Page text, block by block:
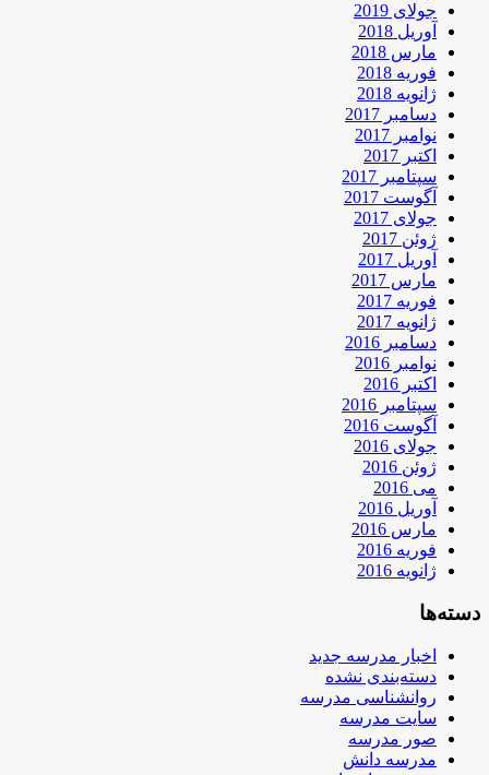
جولای 2019
آوریل 2018
مارس 2018
فوریه 2018
ژانویه 2018
دسامبر 2017
نوامبر 2017
اکتبر 2017
سپتامبر 2017
آگوست 2017
جولای 2017
ژوئن 2017
آوریل 2017
مارس 2017
فوریه 2017
ژانویه 2017
دسامبر 2016
نوامبر 2016
اکتبر 2016
سپتامبر 2016
آگوست 2016
جولای 2016
ژوئن 2016
می 2016
آوریل 2016
مارس 2016
فوریه 2016
ژانویه 2016
دسته‌ها
اخبار مدرسه جدید
دسته‌بندی نشده
روانشناسی مدرسه
سایت مدرسه
صور مدرسه
مدرسه دانش